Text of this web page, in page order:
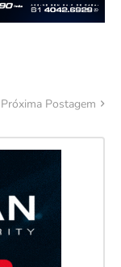
Próxima Postagem